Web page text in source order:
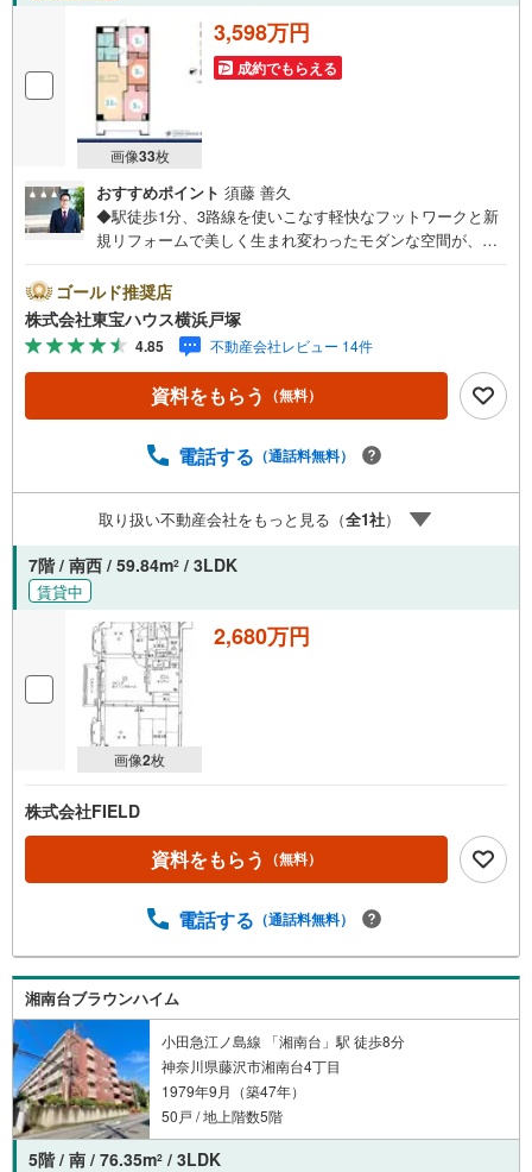
画像33枚
3,598万円
成約でもらえる
おすすめポイント 須藤 善久
◆駅徒歩1分、3路線を使いこなす軽快なフットワークと新
規リフォームで美しく生まれ変わったモダンな空間が、湘
パーや公園が身近に揃う至便な環境に寄り添いながら開放
的なLDKと3つのプライベート空間が日々の暮らしにゆとり
と彩りを添えてくれます。◆新耐震基準の安心に守られた6
階で駅周辺の多彩な商業施設を我が家の庭のように使いこ
なす愉しさがもたらす機能美に満ちた生活が始まります。
【東宝ハウス横浜戸塚】提携銀行 じぶん銀行利用可 *がん1
お問い合わせください）毎日、ご見学・ご相談が可能で
わせ、弊社へのご来社等ご相談下さい。○FPによるライフ
プランのシミュレーションライフプランにあった資金計画
や住宅ローンのご相談など。○キッズスペースもご用意して
おります○お車の無料提携駐車場がございます詳しくは営業
申し付けくださいませ。
ゴールド推奨店
株式会社東宝ハウス横浜戸塚
4.85 不動産会社レビュー 14件
資料をもらう （無料）
電話する （通話料無料）
取り扱い不動産会社をもっと見る（全1社）
7階 / 南西 / 59.84m2 / 3LDK
賃貸中
画像2枚
2,680万円
株式会社FIELD
資料をもらう （無料）
電話する （通話料無料）
湘南台ブラウンハイム
小田急江ノ島線 「湘南台」駅 徒歩8分
神奈川県藤沢市湘南台4丁目
1979年9月（築47年）
50戸 / 地上階数5階
5階 / 南 / 76.35m2 / 3LDK